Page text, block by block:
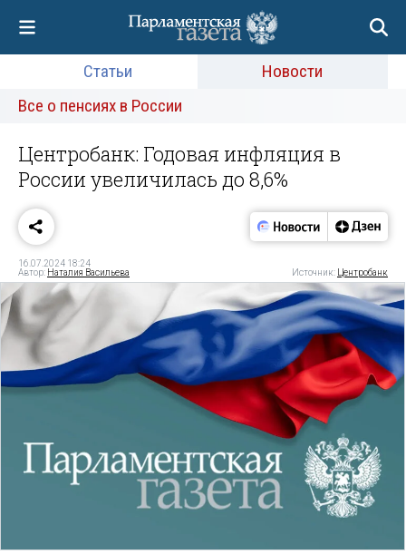
Статьи
Новости
Все о пенсиях в России
Центробанк: Годовая инфляция в
России увеличилась до 8,6%
16.07.2024 18:24
Автор: Наталия Васильева Источник: Центробанк